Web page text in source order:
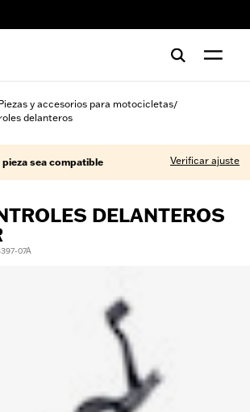
y accesorios para motocicletas/
delanteros
sea compatible Verificar ajuste
DELANTEROS
07A